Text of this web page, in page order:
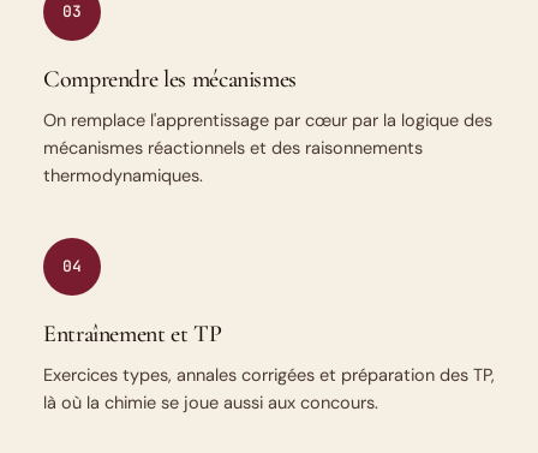
03
Comprendre les mécanismes
On remplace l'apprentissage par cœur par la logique des
mécanismes réactionnels et des raisonnements
thermodynamiques.
04
Entraînement et TP
Exercices types, annales corrigées et préparation des TP,
là où la chimie se joue aussi aux concours.